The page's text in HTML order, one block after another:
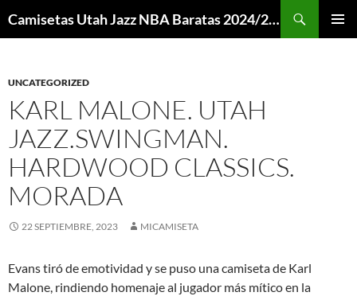
Camisetas Utah Jazz NBA Baratas 2024/2025 – Mi Camiseta NBA
UNCATEGORIZED
KARL MALONE. UTAH
JAZZ.SWINGMAN.
HARDWOOD CLASSICS.
MORADA
22 SEPTIEMBRE, 2023 MICAMISETA
Evans tiró de emotividad y se puso una camiseta de Karl
Malone, rindiendo homenaje al jugador más mítico en la